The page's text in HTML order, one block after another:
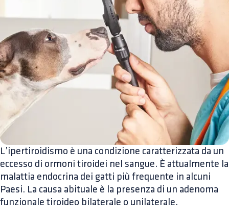
L’ipertiroidismo è una condizione caratterizzata da un
eccesso di ormoni tiroidei nel sangue. È attualmente la
malattia endocrina dei gatti più frequente in alcuni
Paesi. La causa abituale è la presenza di un adenoma
funzionale tiroideo bilaterale o unilaterale.